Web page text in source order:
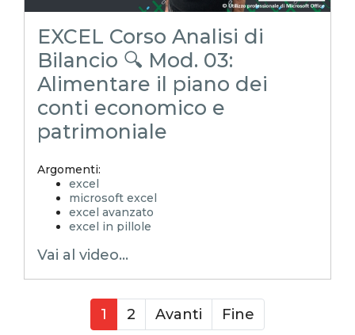
EXCEL Corso Analisi di
Bilancio 🔍 Mod. 03:
Alimentare il piano dei
conti economico e
patrimoniale
Argomenti:
excel
microsoft excel
excel avanzato
excel in pillole
EXCELtrucchiesegreti
xlsx
excel tips
EXCELoltreognilimiteTRUCCHIeSEGRETI
excel facile
Vai al video...
1 2 Avanti Fine